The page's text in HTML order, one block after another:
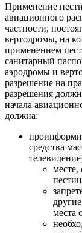
Применение
авиационного
частности,
вертодромы, на
применением
санитарный
аэродромы и
разрешение на
разрешения
начала
должна:
средства
месте,
места